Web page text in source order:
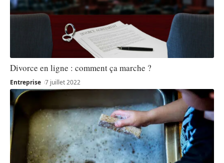
Divorce en ligne : comment ça marche ?
Entreprise 7 juillet 2022